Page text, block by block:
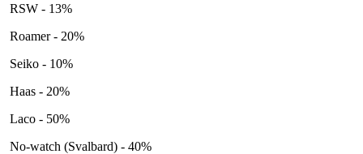
RSW - 13%
Roamer - 20%
Seiko - 10%
Haas - 20%
Laco - 50%
No-watch (Svalbard) - 40%